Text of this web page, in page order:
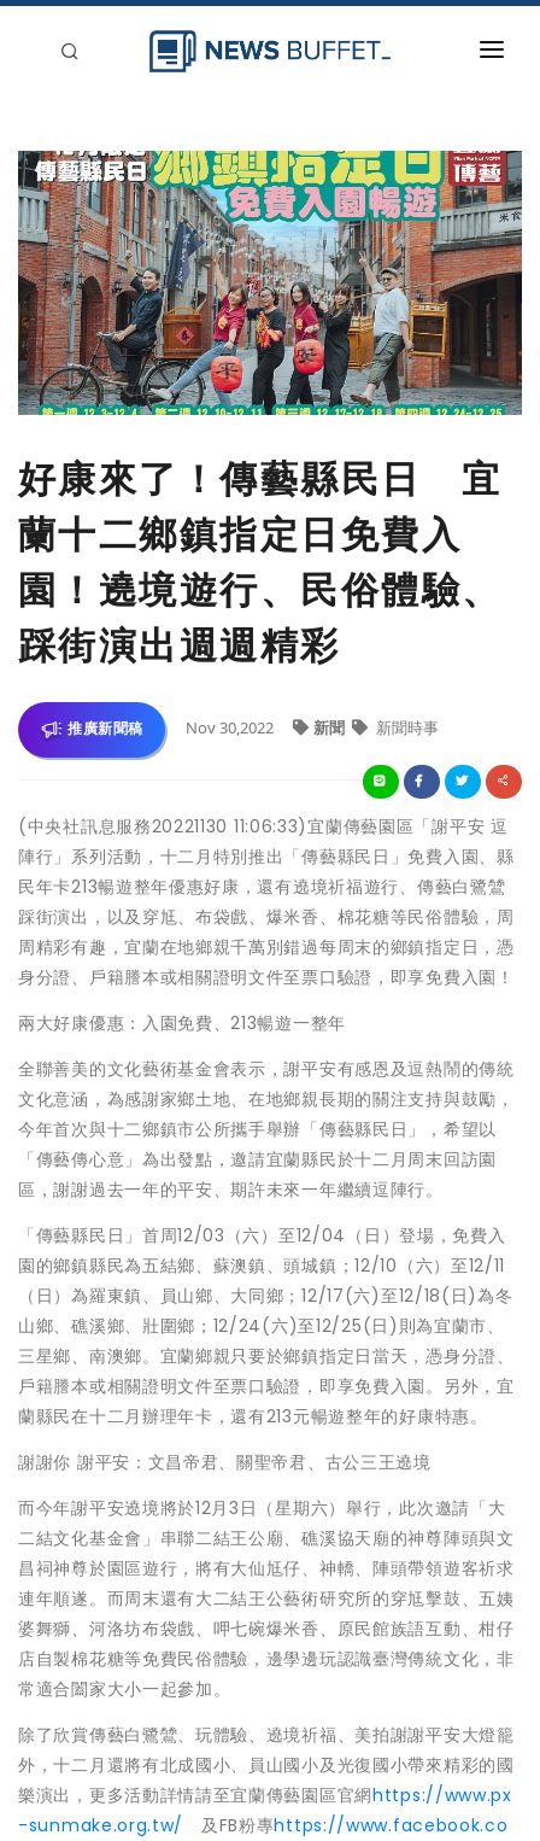
新聞稿分類
登入
刊登
好康來了！傳藝縣民日 宜
蘭十二鄉鎮指定日免費入
園！遶境遊行、民俗體驗、
踩街演出週週精彩
推廣新聞稿 Nov 30,2022 新聞 新聞時事
(中央社訊息服務20221130 11:06:33)宜蘭傳藝園區「謝平安 逗
陣行」系列活動，十二月特別推出「傳藝縣民日」免費入園、縣
民年卡213暢遊整年優惠好康，還有遶境祈福遊行、傳藝白鷺鷥
踩街演出，以及穿尪、布袋戲、爆米香、棉花糖等民俗體驗，周
周精彩有趣，宜蘭在地鄉親千萬別錯過每周末的鄉鎮指定日，憑
身分證、戶籍謄本或相關證明文件至票口驗證，即享免費入園！
兩大好康優惠：入園免費、213暢遊一整年
全聯善美的文化藝術基金會表示，謝平安有感恩及逗熱鬧的傳統
文化意涵，為感謝家鄉土地、在地鄉親長期的關注支持與鼓勵，
今年首次與十二鄉鎮市公所攜手舉辦「傳藝縣民日」，希望以
「傳藝傳心意」為出發點，邀請宜蘭縣民於十二月周末回訪園
區，謝謝過去一年的平安、期許未來一年繼續逗陣行。
「傳藝縣民日」首周12/03（六）至12/04（日）登場，免費入
園的鄉鎮縣民為五結鄉、蘇澳鎮、頭城鎮；12/10（六）至12/11
（日）為羅東鎮、員山鄉、大同鄉；12/17(六)至12/18(日)為冬
山鄉、礁溪鄉、壯圍鄉；12/24(六)至12/25(日)則為宜蘭市、
三星鄉、南澳鄉。宜蘭鄉親只要於鄉鎮指定日當天，憑身分證、
戶籍謄本或相關證明文件至票口驗證，即享免費入園。另外，宜
蘭縣民在十二月辦理年卡，還有213元暢遊整年的好康特惠。
謝謝你 謝平安：文昌帝君、關聖帝君、古公三王遶境
而今年謝平安遶境將於12月3日（星期六）舉行，此次邀請「大
二結文化基金會」串聯二結王公廟、礁溪協天廟的神尊陣頭與文
昌祠神尊於園區遊行，將有大仙尪仔、神轎、陣頭帶領遊客祈求
連年順遂。而周末還有大二結王公藝術研究所的穿尪擊鼓、五姨
婆舞獅、河洛坊布袋戲、呷七碗爆米香、原民館族語互動、柑仔
店自製棉花糖等免費民俗體驗，邊學邊玩認識臺灣傳統文化，非
常適合闔家大小一起參加。
除了欣賞傳藝白鷺鷥、玩體驗、遶境祈福、美拍謝謝平安大燈籠
外，十二月還將有北成國小、員山國小及光復國小帶來精彩的國
樂演出，更多活動詳情請至宜蘭傳藝園區官網https://www.px
-sunmake.org.tw/
及FB粉專https://www.facebook.co